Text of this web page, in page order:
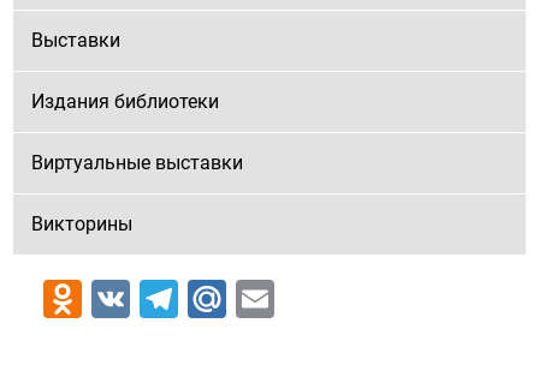
Выставки
Издания библиотеки
Виртуальные выставки
Викторины
Odnoklassniki
VK Telegram
Mail.Ru